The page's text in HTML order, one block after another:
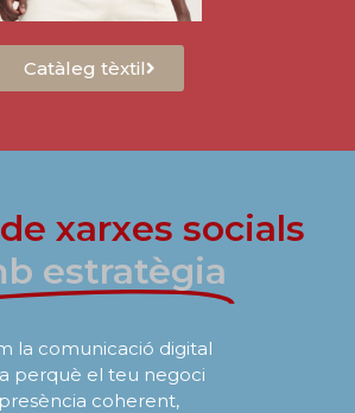
Catàleg tèxtil
xarxes socials
estratègia
la comunicació digital
perquè el teu negoci
coherent,